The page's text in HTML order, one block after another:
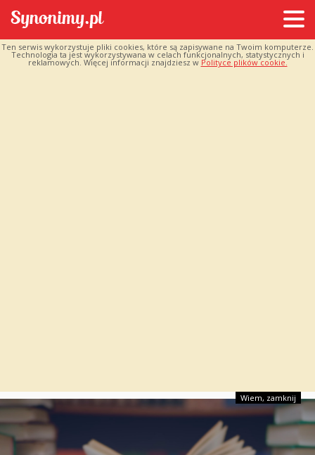
Ten serwis wykorzystuje pliki cookies, które są zapisywane na Twoim komputerze.
Technologia ta jest wykorzystywana w celach funkcjonalnych, statystycznych i
reklamowych. Więcej informacji znajdziesz w Polityce plików cookie.
Wiem, zamknij